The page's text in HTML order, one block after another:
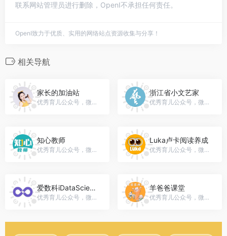
联系网站管理员进行删除，OpenI不承担任何责任。
OpenI致力于优质、实用的网络站点资源收集与分享！
相关导航
家长的加油站
优秀育儿公众号，微信号：weiyouhuashuo666
浙江省小文艺家
优秀育儿公众号，微信号：xiaowenyijia
知心教师
优秀育儿公众号，微信号：zxjs365
Luka卢卡阅读养成
优秀育儿公众号，微信号：Luka520Luka
爱数科iDataScience
优秀育儿公众号，微信号：lDataScience
羊爸爸课堂
优秀育儿公众号，微信号：ybb_zyye